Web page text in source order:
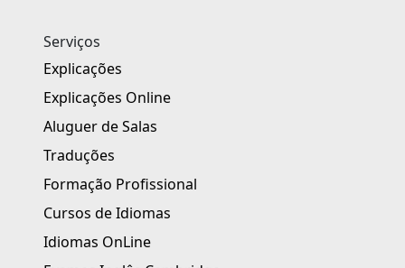
Serviços
Explicações
Explicações Online
Aluguer de Salas
Traduções
Formação Profissional
Cursos de Idiomas
Idiomas OnLine